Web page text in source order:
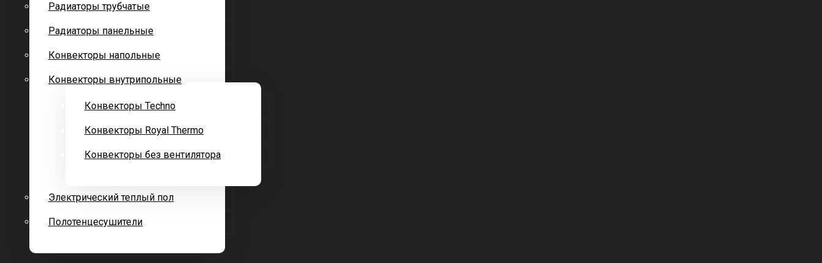
Радиаторы трубчатые
Радиаторы панельные
Конвекторы напольные
Конвекторы внутрипольные
Конвекторы Techno
Конвекторы Royal Thermo
Конвекторы без вентилятора
Электрический теплый пол
Полотенцесушители